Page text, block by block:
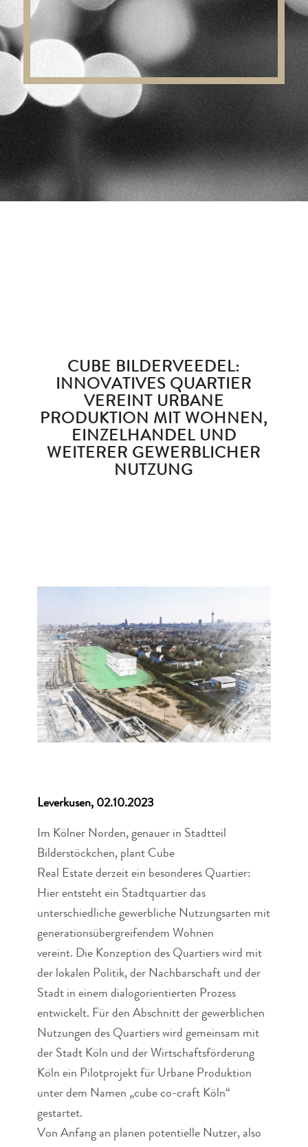
CUBE BILDERVEEDEL:
INNOVATIVES QUARTIER
VEREINT URBANE
PRODUKTION MIT WOHNEN,
EINZELHANDEL UND
WEITERER GEWERBLICHER
NUTZUNG
Leverkusen, 02.10.2023
Im Kölner Norden, genauer in Stadtteil
Bilderstöckchen, plant Cube
Real Estate derzeit ein besonderes Quartier:
Hier entsteht ein Stadtquartier das
unterschiedliche gewerbliche Nutzungsarten mit
generationsübergreifendem Wohnen
vereint. Die Konzeption des Quartiers wird mit
der lokalen Politik, der Nachbarschaft und der
Stadt in einem dialogorientierten Prozess
entwickelt. Für den Abschnitt der gewerblichen
Nutzungen des Quartiers wird gemeinsam mit
der Stadt Köln und der Wirtschaftsförderung
Köln ein Pilotprojekt für Urbane Produktion
unter dem Namen „cube co-craft Köln“
gestartet.
Von Anfang an planen potentielle Nutzer, also